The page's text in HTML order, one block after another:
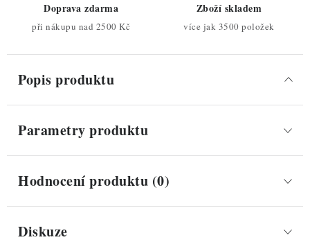
Doprava zdarma
při nákupu nad 2500 Kč
Zboží skladem
více jak 3500 položek
Popis produktu
Parametry produktu
Hodnocení produktu (0)
Diskuze